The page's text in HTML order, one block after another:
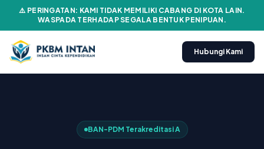
⚠️ PERINGATAN: KAMI TIDAK MEMILIKI CABANG DI KOTA LAIN.
WASPADA TERHADAP SEGALA BENTUK PENIPUAN.
Hubungi Kami
BAN-PDM Terakreditasi A